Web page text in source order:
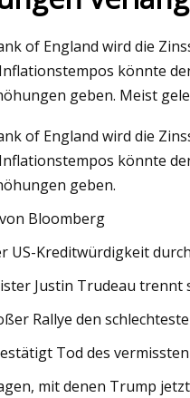
Slim 9i
of England wird die
könnte
geben. Meist
of England wird die
könnte
geben.
Bloomberg
US-Kreditwürdigkeit
Justin Trudeau trennt
Rallye den
Tod des
mit denen Trump